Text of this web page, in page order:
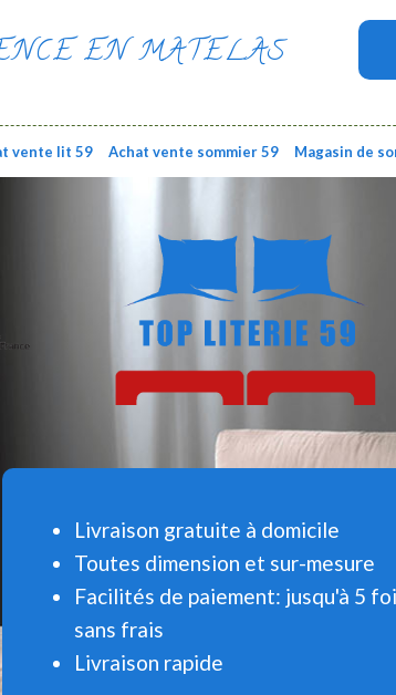
EN MATELAS
vente lit 59 Achat vente sommier 59 Magasin de
Livraison gratuite à domicile
Toutes dimension et sur-mesure
Facilités de paiement: jusqu'à 5
sans frais
Livraison rapide